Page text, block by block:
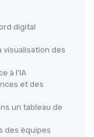
digital
visualisation des
à l’IA
et des
un tableau de
des équipes